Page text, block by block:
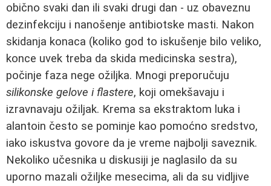
obično svaki dan ili svaki drugi dan - uz obaveznu
dezinfekciju i nanošenje antibiotske masti. Nakon
skidanja konaca (koliko god to iskušenje bilo veliko,
konce uvek treba da skida medicinska sestra),
počinje faza nege ožiljka. Mnogi preporučuju
silikonske gelove i flastere, koji omekšavaju i
izravnavaju ožiljak. Krema sa ekstraktom luka i
alantoin često se pominje kao pomoćno sredstvo,
iako iskustva govore da je vreme najbolji saveznik.
Nekoliko učesnika u diskusiji je naglasilo da su
uporno mazali ožiljke mesecima, ali da su vidljive